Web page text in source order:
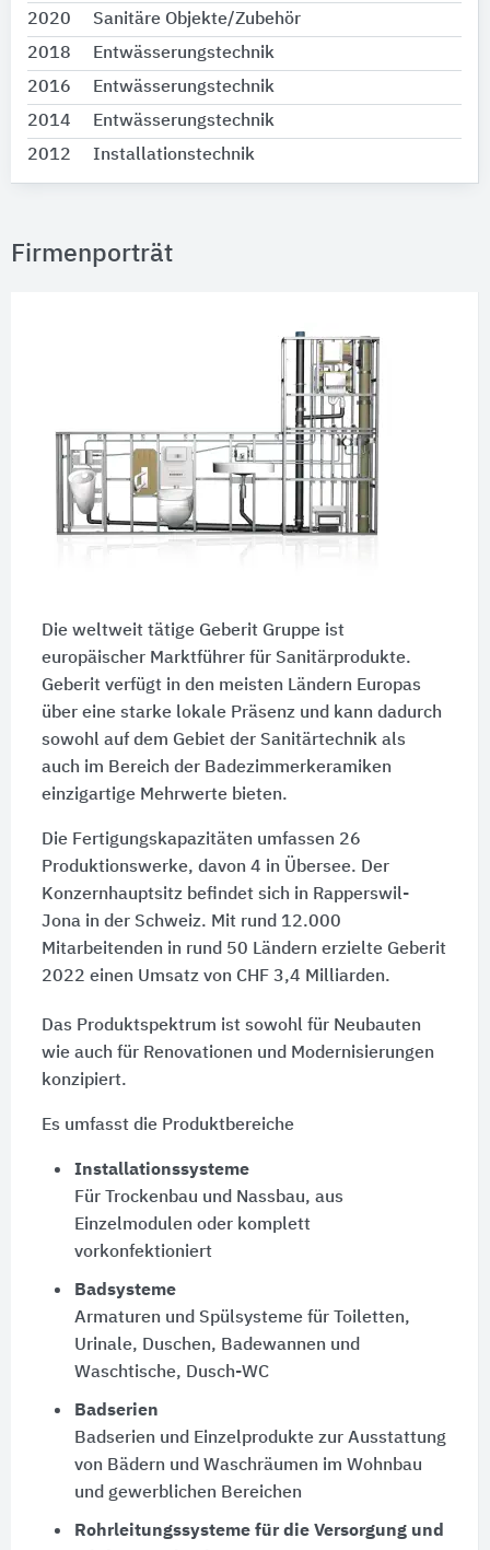
2020
Sanitäre Objekte/Zubehör
2018
Entwässerungstechnik
2016
Entwässerungstechnik
2014
Entwässerungstechnik
2012
Installationstechnik
Firmenporträt
Die weltweit tätige Geberit Gruppe ist
europäischer Marktführer für Sanitärprodukte.
Geberit verfügt in den meisten Ländern Europas
über eine starke lokale Präsenz und kann dadurch
sowohl auf dem Gebiet der Sanitärtechnik als
auch im Bereich der Badezimmerkeramiken
einzigartige Mehrwerte bieten.
Die Fertigungskapazitäten umfassen 26
Produktionswerke, davon 4 in Übersee. Der
Konzernhauptsitz befindet sich in Rapperswil-
Jona in der Schweiz. Mit rund 12.000
Mitarbeitenden in rund 50 Ländern erzielte Geberit
2022 einen Umsatz von CHF 3,4 Milliarden.
Das Produktspektrum ist sowohl für Neubauten
wie auch für Renovationen und Modernisierungen
konzipiert.
Es umfasst die Produktbereiche
Installationssysteme
Für Trockenbau und Nassbau, aus
Einzelmodulen oder komplett
vorkonfektioniert
Badsysteme
Armaturen und Spülsysteme für Toiletten,
Urinale, Duschen, Badewannen und
Waschtische, Dusch-WC
Badserien
Badserien und Einzelprodukte zur Ausstattung
von Bädern und Waschräumen im Wohnbau
und gewerblichen Bereichen
Rohrleitungssysteme für die Versorgung und